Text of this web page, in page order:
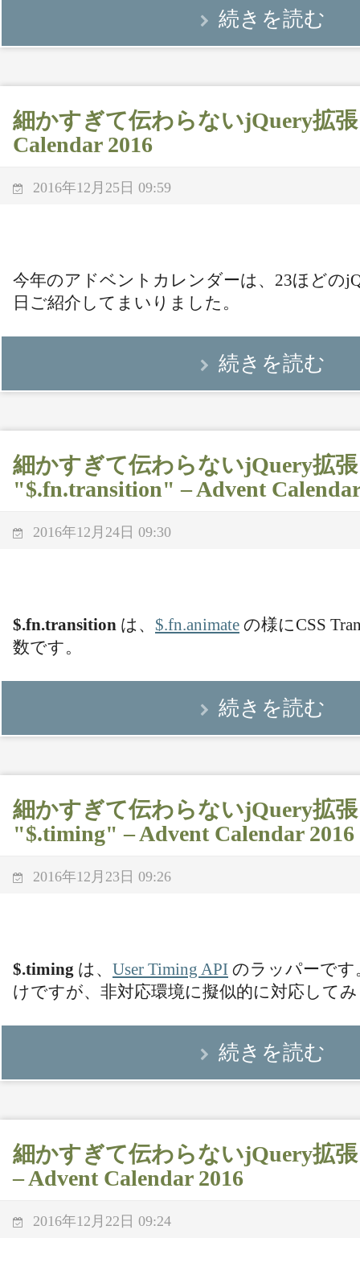
続きを読む
細かすぎて伝わらないjQuery拡
Calendar 2016
2016年12月25日 09:59
今年のアドベントカレンダーは、23ほどの
日ご紹介してまいりました。
続きを読む
細かすぎて伝わらないjQuery拡張
"$.fn.transition" – Advent
2016年12月24日 09:30
$.fn.transition は、 $.fn.animate の様にCSS
数です。
続きを読む
細かすぎて伝わらないjQuery拡張
"$.timing" – Advent Calendar 2016
2016年12月23日 09:26
$.timing は、 User Timing API のラッパーで
けですが、非対応環境に擬似的に対応して
続きを読む
細かすぎて伝わらないjQuery拡
– Advent Calendar 2016
2016年12月22日 09:24